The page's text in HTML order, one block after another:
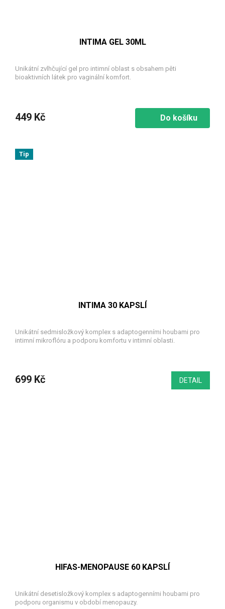
INTIMA GEL 30ML
Unikátní zvlhčující gel pro intimní oblast s obsahem pěti
bioaktivních látek pro vaginální komfort.
449 Kč Do košíku
Tip
INTIMA 30 KAPSLÍ
Unikátní sedmisložkový komplex s adaptogenními houbami pro
intimní mikroflóru a podporu komfortu v intimní oblasti.
699 Kč DETAIL
HIFAS-MENOPAUSE 60 KAPSLÍ
Unikátní desetisložkový komplex s adaptogenními houbami pro
podporu organismu v období menopauzy.